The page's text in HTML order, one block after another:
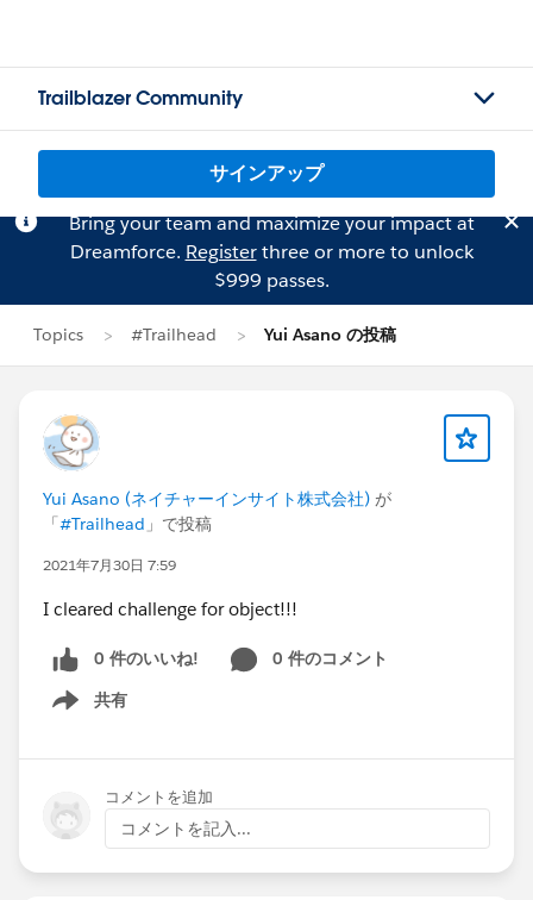
Trailblazer Community
サインアップ
Bring your team and maximize your impact at
Dreamforce. Registerthree or more to unlock
$999 passes.
Topics #Trailhead Yui Asano の投稿
Yui Asano (ネイチャーインサイト株式会社) が
「#Trailhead 」で投稿
2021年7月30日 7:59
I cleared challenge for object!!!
0 件のいいね!
0 件のコメント
共有
Show menu
コメントを追加
コメントを記入...